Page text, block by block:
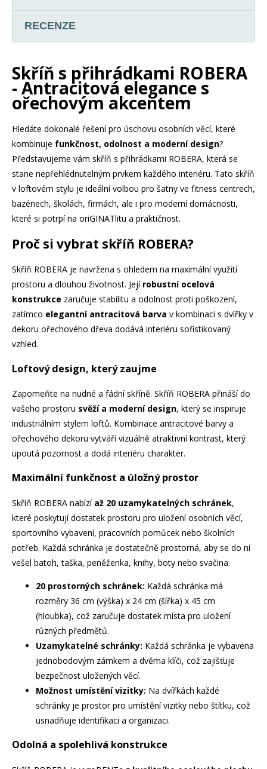
RECENZE
Skříň s přihrádkami ROBERA
- Antracitová elegance s
ořechovým akcentem
Hledáte dokonalé řešení pro úschovu osobních věcí, které
kombinuje funkčnost, odolnost a moderní design?
Představujeme vám skříň s přihrádkami ROBERA, která se
stane nepřehlédnutelným prvkem každého interiéru. Tato skříň
v loftovém stylu je ideální volbou pro šatny ve fitness centrech,
bazénech, školách, firmách, ale i pro moderní domácnosti,
které si potrpí na oriGINATlitu a praktičnost.
Proč si vybrat skříň ROBERA?
Skříň ROBERA je navržena s ohledem na maximální využití
prostoru a dlouhou životnost. Její robustní ocelová
konstrukce zaručuje stabilitu a odolnost proti poškození,
zatímco elegantní antracitová barva v kombinaci s dvířky v
dekoru ořechového dřeva dodává interiéru sofistikovaný
vzhled.
Loftový design, který zaujme
Zapomeňte na nudné a fádní skříně. Skříň ROBERA přináší do
vašeho prostoru svěží a moderní design, který se inspiruje
industriálním stylem loftů. Kombinace antracitové barvy a
ořechového dekoru vytváří vizuálně atraktivní kontrast, který
upoutá pozornost a dodá interiéru charakter.
Maximální funkčnost a úložný prostor
Skříň ROBERA nabízí až 20 uzamykatelných schránek,
které poskytují dostatek prostoru pro uložení osobních věcí,
sportovního vybavení, pracovních pomůcek nebo školních
potřeb. Každá schránka je dostatečně prostorná, aby se do ní
vešel batoh, taška, peněženka, knihy, boty nebo svačina.
20 prostorných schránek: Každá schránka má
rozměry 36 cm (výška) x 24 cm (šířka) x 45 cm
(hloubka), což zaručuje dostatek místa pro uložení
různých předmětů.
Uzamykatelné schránky: Každá schránka je vybavena
jednobodovým zámkem a dvěma klíči, což zajišťuje
bezpečnost uložených věcí.
Možnost umístění vizitky: Na dvířkách každé
schránky je prostor pro umístění vizitky nebo štítku, což
usnadňuje identifikaci a organizaci.
Odolná a spolehlivá konstrukce